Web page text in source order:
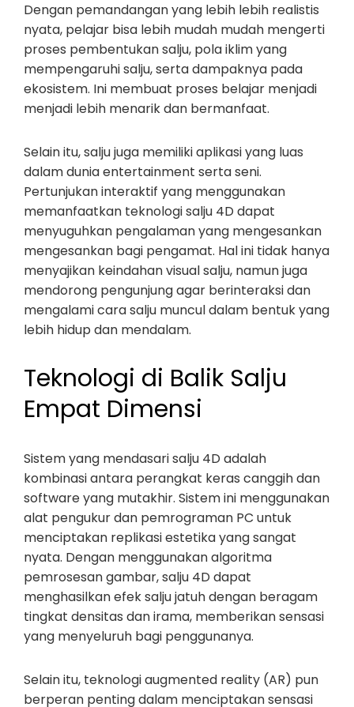
Dengan pemandangan yang lebih lebih realistis
nyata, pelajar bisa lebih mudah mudah mengerti
proses pembentukan salju, pola iklim yang
mempengaruhi salju, serta dampaknya pada
ekosistem. Ini membuat proses belajar menjadi
menjadi lebih menarik dan bermanfaat.
Selain itu, salju juga memiliki aplikasi yang luas
dalam dunia entertainment serta seni.
Pertunjukan interaktif yang menggunakan
memanfaatkan teknologi salju 4D dapat
menyuguhkan pengalaman yang mengesankan
mengesankan bagi pengamat. Hal ini tidak hanya
menyajikan keindahan visual salju, namun juga
mendorong pengunjung agar berinteraksi dan
mengalami cara salju muncul dalam bentuk yang
lebih hidup dan mendalam.
Teknologi di Balik Salju
Empat Dimensi
Sistem yang mendasari salju 4D adalah
kombinasi antara perangkat keras canggih dan
software yang mutakhir. Sistem ini menggunakan
alat pengukur dan pemrograman PC untuk
menciptakan replikasi estetika yang sangat
nyata. Dengan menggunakan algoritma
pemrosesan gambar, salju 4D dapat
menghasilkan efek salju jatuh dengan beragam
tingkat densitas dan irama, memberikan sensasi
yang menyeluruh bagi penggunanya.
Selain itu, teknologi augmented reality (AR) pun
berperan penting dalam menciptakan sensasi